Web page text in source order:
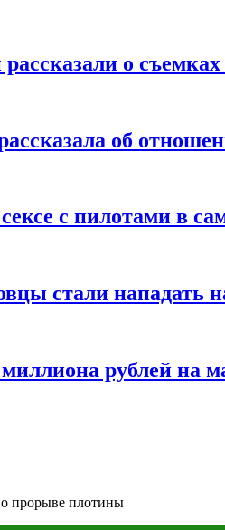
о съемках
об
с пилотами в
стали нападать
рублей на
о прорыве плотины